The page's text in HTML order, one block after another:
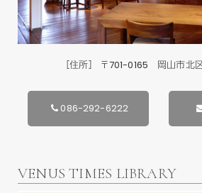
［住所］ 〒701-0165 岡山市北
086-292-6222
VENUS TIMES LIBRARY